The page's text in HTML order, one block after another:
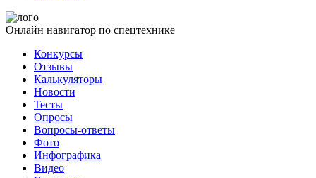
Онлайн навигатор по спецтехнике
Конкурсы
Отзывы
Калькуляторы
Новости
Тесты
Опросы
Вопросы-ответы
Фото
Инфографика
Видео